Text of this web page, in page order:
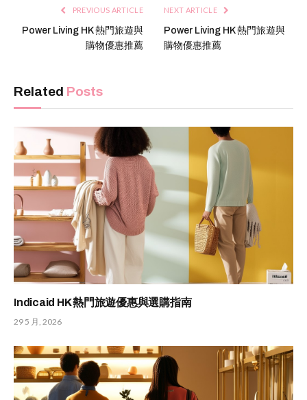
PREVIOUS ARTICLE
Power Living HK 熱門旅遊與
購物優惠推薦
NEXT ARTICLE
Power Living HK 熱門旅遊與
購物優惠推薦
Related Posts
Indicaid HK 熱門旅遊優惠與選購指南
29 5 月, 2026